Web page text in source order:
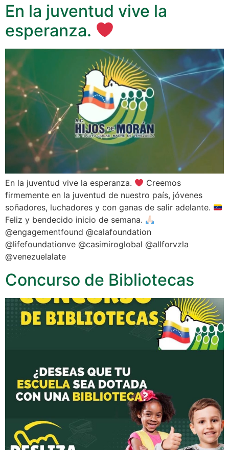
En la juventud vive la
esperanza.
En la juventud vive la esperanza.
Creemos
firmemente en la juventud de nuestro país, jóvenes
soñadores, luchadores y con ganas de salir adelante.
Feliz y bendecido inicio de semana.
@engagementfound @calafoundation
@lifefoundationve @casimiroglobal @allforvzla
@venezuelalate
Concurso de Bibliotecas